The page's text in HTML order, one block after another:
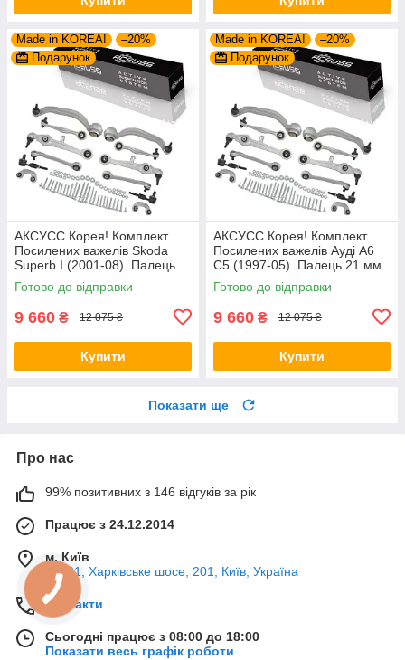
Made in KOREA!
–20%
Подарунок
АКСУСС Корея! Комплект
Посилених важелів Skoda
Superb I (2001-08). Палець
21 мм. 27421 01 ,
8D0498998B ,
Готово до відправки
9 660 ₴ 12 075 ₴
Купити
Made in KOREA!
–20%
Подарунок
АКСУСС Корея! Комплект
Посилених важелів Ауді А6
С5 (1997-05). Палець 21 мм.
27421 01 , 8D0498998B ,
1160500029/HD
Готово до відправки
9 660 ₴ 12 075 ₴
Купити
Показати ще
Про нас
99% позитивних з 146 відгуків за рік
Працює з 24.12.2014
м. Київ
02121, Харківське шосе, 201, Київ, Україна
Контакти
Сьогодні працює з 08:00 до 18:00
Показати весь графік роботи